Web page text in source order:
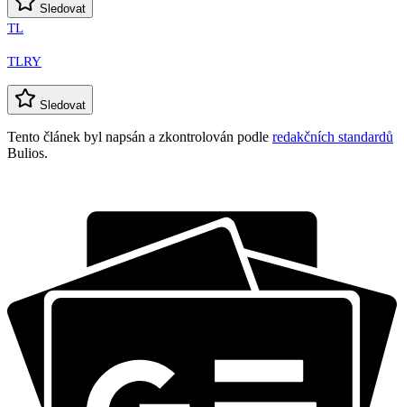
Sledovat
TL
TLRY
Sledovat
Tento článek byl napsán a zkontrolován podle redakčních standardů
Bulios.